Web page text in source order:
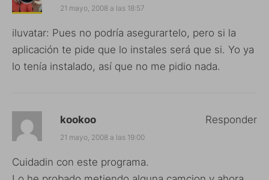
21 mayo, 2008 a las 18:57
iluvatar: Pues no podría asegurartelo, pero si la
aplicación te pide que lo instales será que si. Yo ya
lo tenía instalado, así que no me pidio nada.
kookoo
21 mayo, 2008 a las 19:00
Cuidadin con este programa.
Responder